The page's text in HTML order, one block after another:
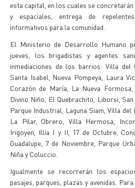
esta capital, en los cuales se
y espaciales, entrega de
informativos para la comunidad.
El Ministerio de Desarrollo Humano
jueves, los brigadistas y agentes
inmediaciones de los barrios: Villa del
Santa Isabel, Nueva Pompeya, Laura
Corazón de María, La Nueva
Divino Niño, El Quebrachito, Liborsi,
Parque Industrial, Laguna Siam, Villa
La Pilar, Obrero, Villa Hermosa,
Irigoyen, Illía I y II, 17 de Octubre,
Guadalupe, 7 de Noviembre, Parque
Niña y Coluccio.
Igualmente se recorrerán los
pasajes, parques, plazas y avenidas.